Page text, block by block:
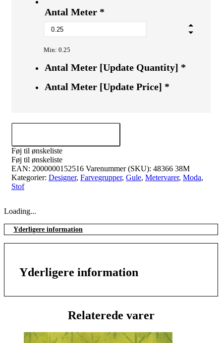
Antal Meter *
Min: 0.25
Antal Meter [Update Quantity] *
Antal Meter [Update Price] *
Føj til ønskeliste
Føj til ønskeliste
EAN: 2000000152516 Varenummer (SKU): 48366 38M
Kategorier: Designer, Farvegrupper, Gule, Metervarer, Moda,
Stof
Loading...
Yderligere information
Yderligere information
Relaterede varer